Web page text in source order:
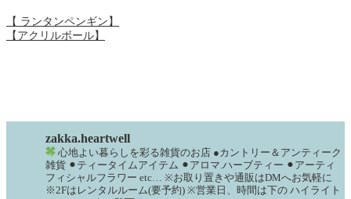
【 ランタンペンギン】
【アクリルボール】
zakka.heartwell
心地よい暮らしを彩る雑貨のお店 ●カントリー＆アンティーク
雑貨 ⚫︎ティータイムアイテム ⚫︎アロマ.ハーブティー ⚫︎アーティ
フィシャルフラワー etc… ※お取り置きや通販はDMへお気軽に
※2Fはレンタルルーム(要予約) ※営業日、時間は下の ハイライト